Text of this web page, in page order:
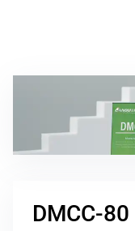
DMCC-80